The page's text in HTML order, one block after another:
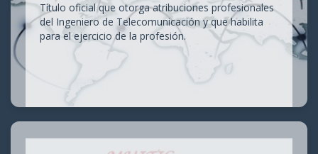
Título oficial que otorga atribuciones profesionales
del Ingeniero de Telecomunicación y que habilita
para el ejercicio de la profesión.